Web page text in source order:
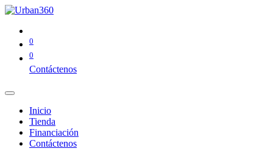
0
0
Contáctenos
Inicio
Tienda
Financiación
Contáctenos